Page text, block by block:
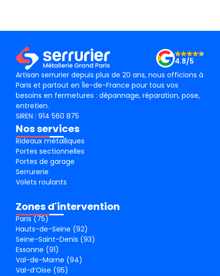
Artisan serrurier depuis plus de 20 ans, nous officions à
Paris et partout en Île-de-France pour tous vos
besoins en fermetures : dépannage, réparation, pose,
entretien.
4.8/5
SIREN : 914 560 875
Nos services
Rideaux métalliques
Portes sectionnelles
Portes de garage
Serrurerie
Volets roulants
Zones d'intervention
Paris (75)
Hauts-de-Seine (92)
Seine-Saint-Denis (93)
Essonne (91)
Val-de-Marne (94)
Val-d’Oise (95)